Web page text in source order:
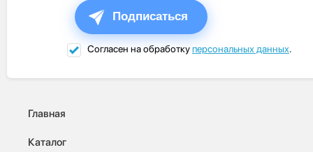
Подписаться
Согласен на обработкуперсональных данных.
Главная
Каталог